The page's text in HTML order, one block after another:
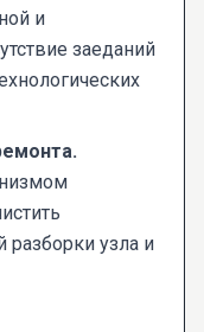
и
заеданий
узла и